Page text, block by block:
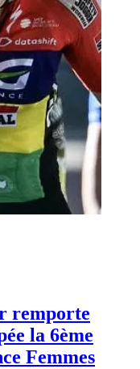
remporte
la 6ème
Femmes